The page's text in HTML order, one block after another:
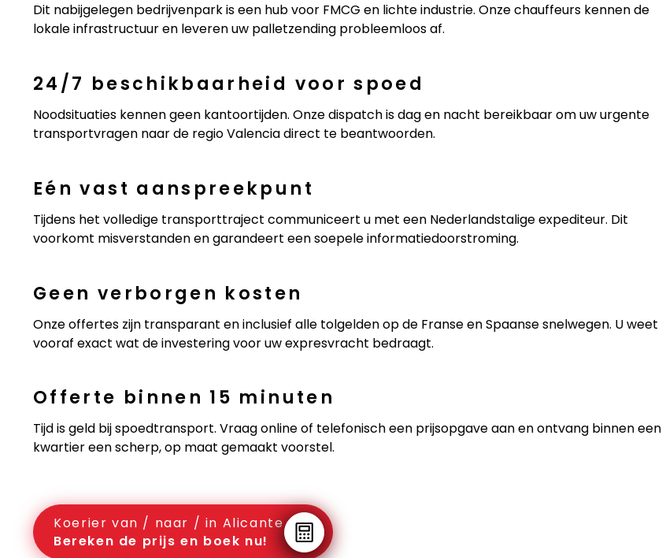
Dit nabijgelegen bedrijvenpark is een hub voor FMCG en lichte industrie. Onze chauffeurs kennen de
lokale infrastructuur en leveren uw palletzending probleemloos af.
24/7 beschikbaarheid voor spoed
Noodsituaties kennen geen kantoortijden. Onze dispatch is dag en nacht bereikbaar om uw urgente
transportvragen naar de regio Valencia direct te beantwoorden.
Eén vast aanspreekpunt
Tijdens het volledige transporttraject communiceert u met een Nederlandstalige expediteur. Dit
voorkomt misverstanden en garandeert een soepele informatiedoorstroming.
Geen verborgen kosten
Onze offertes zijn transparant en inclusief alle tolgelden op de Franse en Spaanse snelwegen. U weet
vooraf exact wat de investering voor uw expresvracht bedraagt.
Offerte binnen 15 minuten
Tijd is geld bij spoedtransport. Vraag online of telefonisch een prijsopgave aan en ontvang binnen een
kwartier een scherp, op maat gemaakt voorstel.
Koerier van / naar / in Alicante
Bereken de prijs en boek nu!